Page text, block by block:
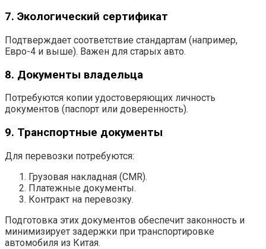
7. Экологический сертификат
Подтверждает соответствие стандартам (например,
Евро-4 и выше). Важен для старых авто.
8. Документы владельца
Потребуются копии удостоверяющих личность
документов (паспорт или доверенность).
9. Транспортные документы
Для перевозки потребуются:
Грузовая накладная (CMR).
Платежные документы.
Контракт на перевозку.
Подготовка этих документов обеспечит законность и
минимизирует задержки при транспортировке
автомобиля из Китая.